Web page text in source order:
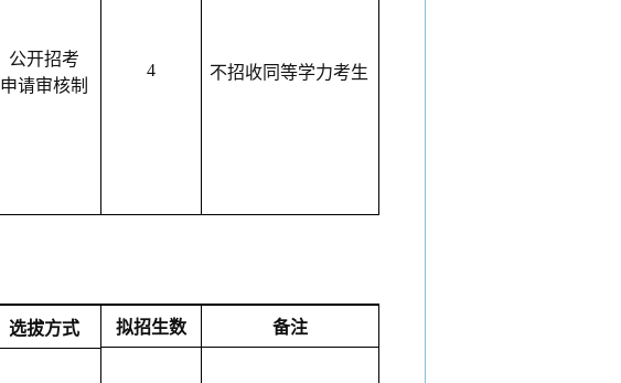
公开招考
申请审核制
4 不招收同等学力考生
选拔方式 拟招生数
备注